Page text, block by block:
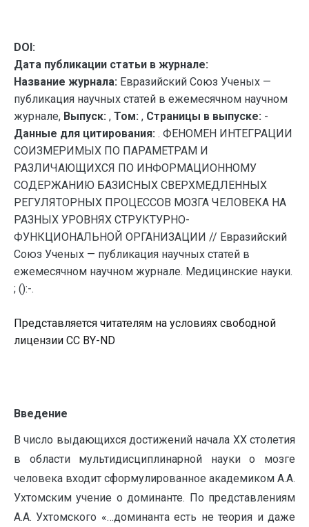
DOI:
Дата публикации статьи в журнале:
Название журнала: Евразийский Союз Ученых —
публикация научных статей в ежемесячном научном
журнале, Выпуск: , Том: , Страницы в выпуске: -
Данные для цитирования: . ФЕНОМЕН ИНТЕГРАЦИИ
СОИЗМЕРИМЫХ ПО ПАРАМЕТРАМ И
РАЗЛИЧАЮЩИХСЯ ПО ИНФОРМАЦИОННОМУ
СОДЕРЖАНИЮ БАЗИСНЫХ СВЕРХМЕДЛЕННЫХ
РЕГУЛЯТОРНЫХ ПРОЦЕССОВ МОЗГА ЧЕЛОВЕКА НА
РАЗНЫХ УРОВНЯХ СТРУКТУРНО-
ФУНКЦИОНАЛЬНОЙ ОРГАНИЗАЦИИ // Евразийский
Союз Ученых — публикация научных статей в
ежемесячном научном журнале. Медицинские науки.
; ():-.
Представляется читателям на условиях свободной
лицензии CC BY-ND
Введение
В число выдающихся достижений начала XХ столетия
в области мультидисциплинарной науки о мозге
человека входит сформулированное академиком А.А.
Ухтомским учение о доминанте. По представлениям
А.А. Ухтомского «…доминанта есть не теория и даже